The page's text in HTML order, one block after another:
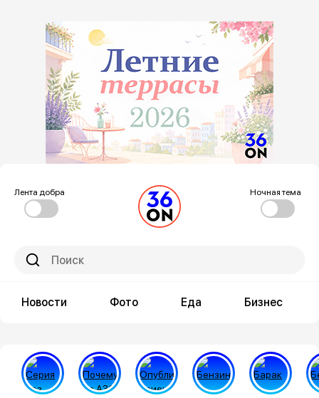
Лента добра Ночная тема
Новости Фото Еда Бизнес